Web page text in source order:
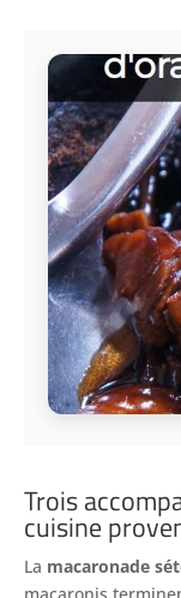
Trois
cuisine
La macaronade